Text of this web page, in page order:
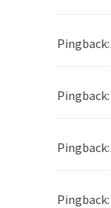
Pingback:
Pingback:
Pingback:
Pingback: